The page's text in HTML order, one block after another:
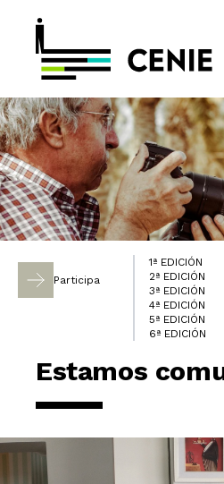
Participa
1ª EDICIÓN
2ª EDICIÓN
3ª EDICIÓN
4ª EDICIÓN
5ª EDICIÓN
6ª EDICIÓN
Estamos